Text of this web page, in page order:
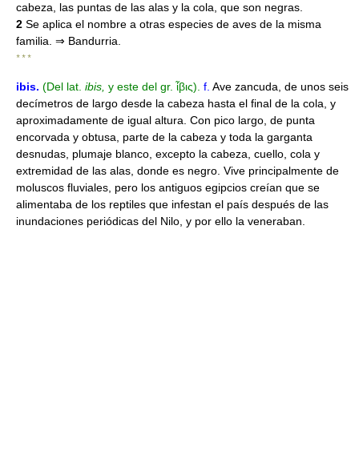
cabeza, las puntas de las alas y la cola, que son negras.
2 Se aplica el nombre a otras especies de aves de la misma
familia. ⇒ Bandurria.
* * *
ibis. (Del lat. ibis, y este del gr. ἶβις). f. Ave zancuda, de unos seis
decímetros de largo desde la cabeza hasta el final de la cola, y
aproximadamente de igual altura. Con pico largo, de punta
encorvada y obtusa, parte de la cabeza y toda la garganta
desnudas, plumaje blanco, excepto la cabeza, cuello, cola y
extremidad de las alas, donde es negro. Vive principalmente de
moluscos fluviales, pero los antiguos egipcios creían que se
alimentaba de los reptiles que infestan el país después de las
inundaciones periódicas del Nilo, y por ello la veneraban.